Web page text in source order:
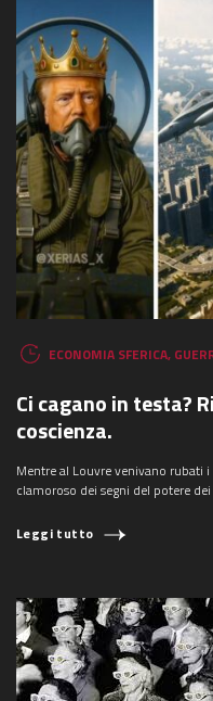
ECONOMIA SFERICA,
Ci cagano in testa?
coscienza.
Mentre al Louvre venivano
clamoroso dei segni del potere
Leggi tutto